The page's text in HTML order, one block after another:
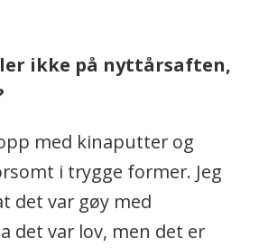
ikke på nyttårsaften,
med kinaputter og
i trygge former. Jeg
det var gøy med
det var lov, men det er